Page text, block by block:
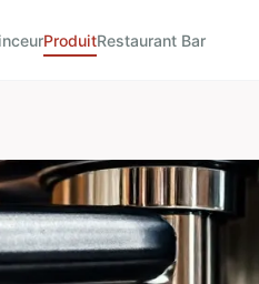
ProduitRestaurant Bar